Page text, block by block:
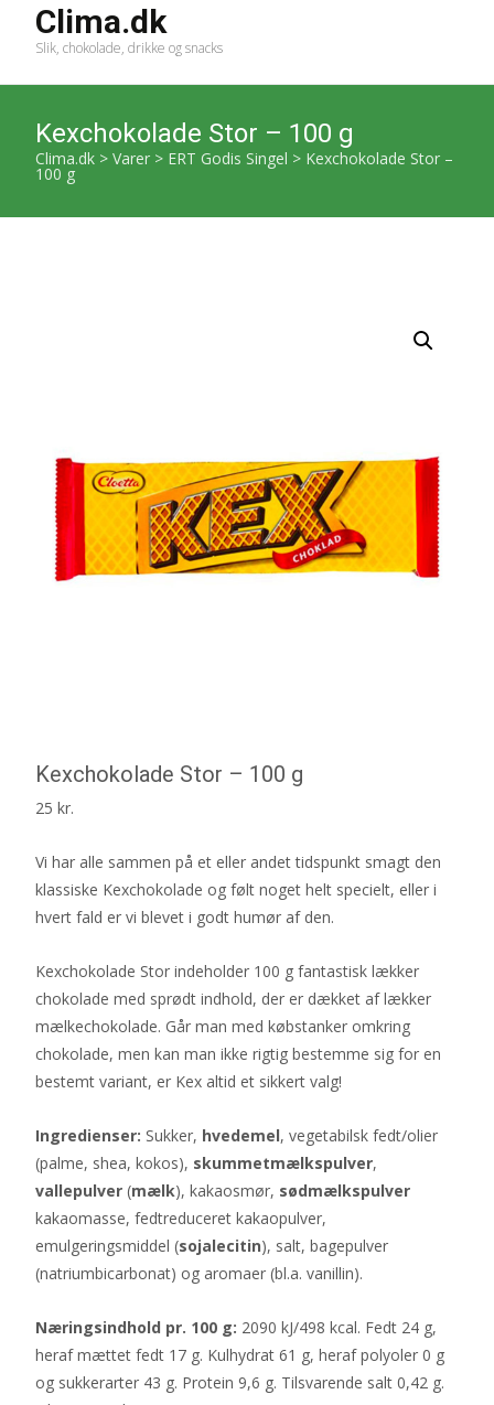
Clima.dk
Slik, chokolade, drikke og snacks
Kexchokolade Stor – 100 g
Clima.dk > Varer > ERT Godis Singel > Kexchokolade Stor –
100 g
Kexchokolade Stor – 100 g
25 kr.
Vi har alle sammen på et eller andet tidspunkt smagt den
klassiske Kexchokolade og følt noget helt specielt, eller i
hvert fald er vi blevet i godt humør af den.
Kexchokolade Stor indeholder 100 g fantastisk lækker
chokolade med sprødt indhold, der er dækket af lækker
mælkechokolade. Går man med købstanker omkring
chokolade, men kan man ikke rigtig bestemme sig for en
bestemt variant, er Kex altid et sikkert valg!
Ingredienser: Sukker, hvedemel, vegetabilsk fedt/olier
(palme, shea, kokos), skummetmælkspulver,
vallepulver (mælk), kakaosmør, sødmælkspulver
kakaomasse, fedtreduceret kakaopulver,
emulgeringsmiddel (sojalecitin), salt, bagepulver
(natriumbicarbonat) og aromaer (bl.a. vanillin).
Næringsindhold pr. 100 g: 2090 kJ/498 kcal. Fedt 24 g,
heraf mættet fedt 17 g. Kulhydrat 61 g, heraf polyoler 0 g
og sukkerarter 43 g. Protein 9,6 g. Tilsvarende salt 0,42 g.